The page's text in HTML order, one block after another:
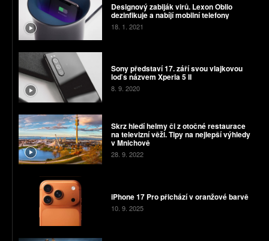
Designový zabiják virů. Lexon Oblio
dezinfikuje a nabíjí mobilní telefony
18. 1. 2021
Sony představí 17. září svou vlajkovou
loď s názvem Xperia 5 II
8. 9. 2020
Skrz hledí helmy či z otočné restaurace
na televizní věži. Tipy na nejlepší výhledy
v Mnichově
28. 9. 2022
iPhone 17 Pro přichází v oranžové barvě
10. 9. 2025